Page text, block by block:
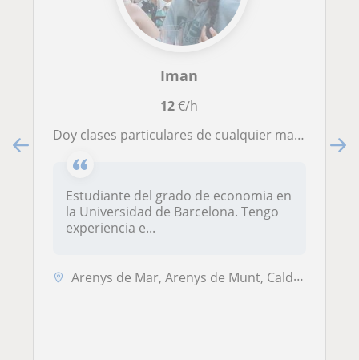
Iman
12€/h
Doy clases particulares de cualquier materia a niños de primaria, secundaria y bachillerato
Estudiante del grado de economia en
la Universidad de Barcelona. Tengo
experiencia e...
Arenys de Mar, Arenys de Munt, Caldes D'Estrac, Canet de Mar, Mataró